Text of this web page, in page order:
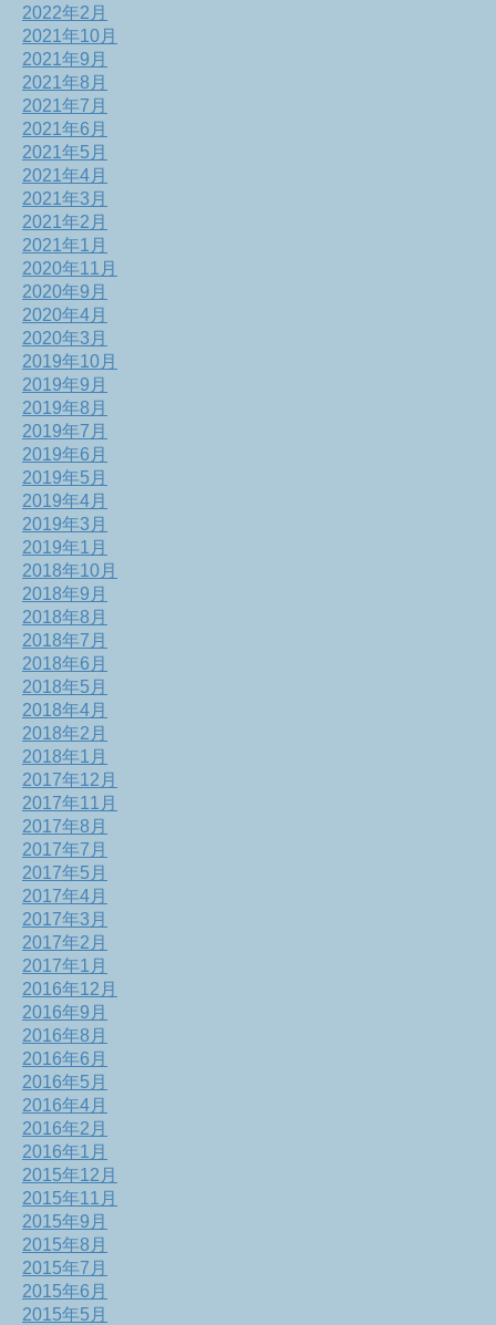
2022年2月
2021年10月
2021年9月
2021年8月
2021年7月
2021年6月
2021年5月
2021年4月
2021年3月
2021年2月
2021年1月
2020年11月
2020年9月
2020年4月
2020年3月
2019年10月
2019年9月
2019年8月
2019年7月
2019年6月
2019年5月
2019年4月
2019年3月
2019年1月
2018年10月
2018年9月
2018年8月
2018年7月
2018年6月
2018年5月
2018年4月
2018年2月
2018年1月
2017年12月
2017年11月
2017年8月
2017年7月
2017年5月
2017年4月
2017年3月
2017年2月
2017年1月
2016年12月
2016年9月
2016年8月
2016年6月
2016年5月
2016年4月
2016年2月
2016年1月
2015年12月
2015年11月
2015年9月
2015年8月
2015年7月
2015年6月
2015年5月